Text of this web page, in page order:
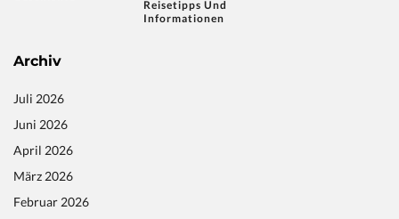
Reisetipps Und
Informationen
Archiv
Juli 2026
Juni 2026
April 2026
März 2026
Februar 2026